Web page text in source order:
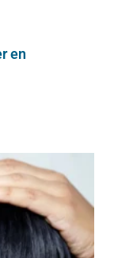
en